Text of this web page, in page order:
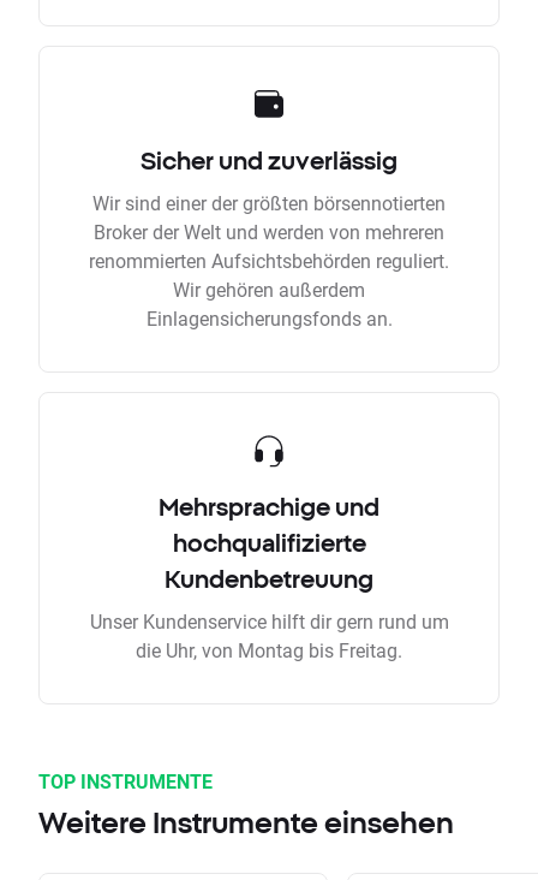
Sicher und zuverlässig
Wir sind einer der größten börsennotierten
Broker der Welt und werden von mehreren
renommierten Aufsichtsbehörden reguliert.
Wir gehören außerdem
Einlagensicherungsfonds an.
Mehrsprachige und
hochqualifizierte
Kundenbetreuung
Unser Kundenservice hilft dir gern rund um
die Uhr, von Montag bis Freitag.
TOP INSTRUMENTE
Weitere Instrumente einsehen